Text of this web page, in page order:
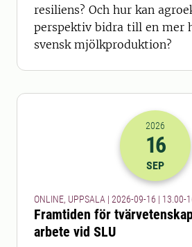
resiliens? Och hur kan
perspektiv bidra till en mer
svensk mjölkproduktion?
2026-
2026
16
SEP
ONLINE, UPPSALA | 2026-09-16 | 13.00-
Framtiden för
arbete vid SLU